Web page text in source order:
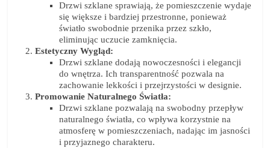
Drzwi szklane sprawiają, że pomieszczenie wydaje
się większe i bardziej przestronne, ponieważ
światło swobodnie przenika przez szkło,
eliminując uczucie zamknięcia.
Estetyczny Wygląd:
Drzwi szklane dodają nowoczesności i elegancji
do wnętrza. Ich transparentność pozwala na
zachowanie lekkości i przejrzystości w designie.
Promowanie Naturalnego Światła:
Drzwi szklane pozwalają na swobodny przepływ
naturalnego światła, co wpływa korzystnie na
atmosferę w pomieszczeniach, nadając im jasności
i przyjaznego charakteru.